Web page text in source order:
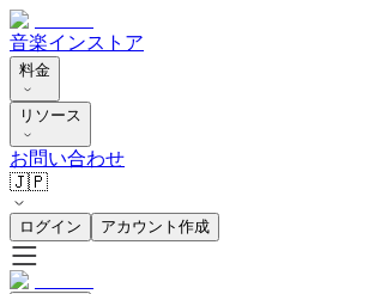
音楽インストア
料金
リソース
お問い合わせ
🇯🇵
ログイン アカウント作成